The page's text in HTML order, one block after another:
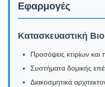
Εφαρμογές
Κατασκευαστική
Προσόψεις κτιρίων και
Συστήματα δομικής
Διακοσμητικά